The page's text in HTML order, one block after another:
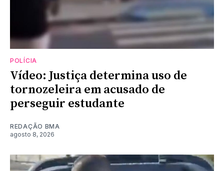
POLÍCIA
Vídeo: Justiça determina uso de
tornozeleira em acusado de
perseguir estudante
REDAÇÃO BMA
agosto 8, 2026